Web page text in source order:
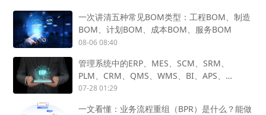
一次讲清五种常见BOM类型：工程BOM、制造
BOM、计划BOM、成本BOM、服务BOM
08-06 08:40
管理系统中的ERP、MES、SCM、SRM、
PLM、CRM、QMS、WMS、BI、APS、
SCADA、OA怎么用？
07-28 01:29
一文看懂：业务流程重组（BPR）是什么？能做